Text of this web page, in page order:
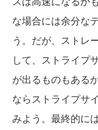
な場合には余分な
う。だが、ストレ
して、ストライプ
が出るものもある
ならストライプサ
みよう。最終的に